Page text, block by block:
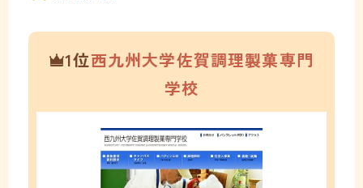
1位西九州大学佐賀調理製菓専門
学校